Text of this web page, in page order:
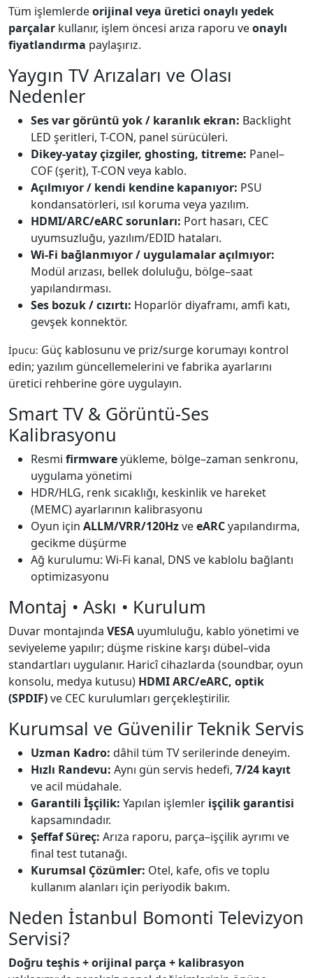
Tüm işlemlerdeorijinal veya üretici onaylı yedek
parçalar kullanır, işlem öncesi arıza raporu veonaylı
fiyatlandırma paylaşırız.
Yaygın TV Arızaları ve Olası
Nedenler
Ses var görüntü yok / karanlık ekran: Backlight
LED şeritleri, T-CON, panel sürücüleri.
Dikey-yatay çizgiler, ghosting, titreme: Panel–
COF (şerit), T-CON veya kablo.
Açılmıyor / kendi kendine kapanıyor: PSU
kondansatörleri, ısıl koruma veya yazılım.
HDMI/ARC/eARC sorunları: Port hasarı, CEC
uyumsuzluğu, yazılım/EDID hataları.
Wi-Fi bağlanmıyor / uygulamalar açılmıyor:
Modül arızası, bellek doluluğu, bölge–saat
yapılandırması.
Ses bozuk / cızırtı: Hoparlör diyaframı, amfi katı,
gevşek konnektör.
İpucu: Güç kablosunu ve priz/surge korumayı kontrol
edin; yazılım güncellemelerini ve fabrika ayarlarını
üretici rehberine göre uygulayın.
Smart TV & Görüntü-Ses
Kalibrasyonu
Resmi firmwareyükleme, bölge–zaman senkronu,
uygulama yönetimi
HDR/HLG, renk sıcaklığı, keskinlik ve hareket
(MEMC) ayarlarının kalibrasyonu
Oyun için ALLM/VRR/120HzveeARCyapılandırma,
gecikme düşürme
Ağ kurulumu: Wi-Fi kanal, DNS ve kablolu bağlantı
optimizasyonu
Montaj • Askı • Kurulum
Duvar montajında VESA uyumluluğu, kablo yönetimi ve
seviyeleme yapılır; düşme riskine karşı dübel–vida
standartları uygulanır. Haricî cihazlarda (soundbar, oyun
konsolu, medya kutusu) HDMI ARC/eARC, optik
(SPDIF)ve CEC kurulumları gerçekleştirilir.
Kurumsal ve Güvenilir Teknik Servis
Uzman Kadro: dâhil tüm TV serilerinde deneyim.
Hızlı Randevu: Aynı gün servis hedefi, 7/24 kayıt
ve acil müdahale.
Garantili İşçilik: Yapılan işlemler işçilik garantisi
kapsamındadır.
Şeffaf Süreç: Arıza raporu, parça–işçilik ayrımı ve
final test tutanağı.
Kurumsal Çözümler: Otel, kafe, ofis ve toplu
kullanım alanları için periyodik bakım.
Neden İstanbul Bomonti Televizyon
Servisi?
Doğru teşhis + orijinal parça + kalibrasyon